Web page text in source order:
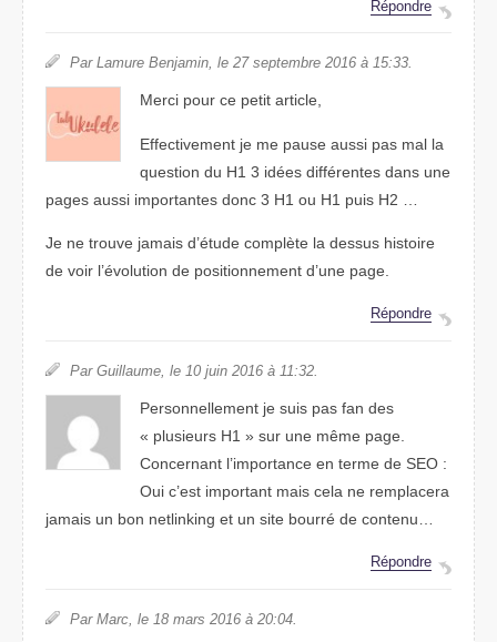
Répondre
Par Lamure Benjamin, le 27 septembre 2016 à 15:33.
Merci pour ce petit article,
Effectivement je me pause aussi pas mal la
question du H1 3 idées différentes dans une
pages aussi importantes donc 3 H1 ou H1 puis H2 …
Je ne trouve jamais d’étude complète la dessus histoire
de voir l’évolution de positionnement d’une page.
Répondre
Par Guillaume, le 10 juin 2016 à 11:32.
Personnellement je suis pas fan des
« plusieurs H1 » sur une même page.
Concernant l’importance en terme de SEO :
Oui c’est important mais cela ne remplacera
jamais un bon netlinking et un site bourré de contenu…
Répondre
Par Marc, le 18 mars 2016 à 20:04.